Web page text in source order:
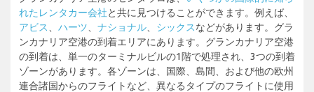
れたレンタカー会社と共に見つけることができます。例えば、
アビス
ハーツ ナショナル シックスなどがあります。グラ
ンカナリア空港の到着エリアにあります。グランカナリア空港
の到着は、単一のターミナルビルの1階で処理され、3つの到着
ゾーンがあります。各ゾーンは、国際、島間、および他の欧州
連合諸国からのフライトなど、異なるタイプのフライトに使用